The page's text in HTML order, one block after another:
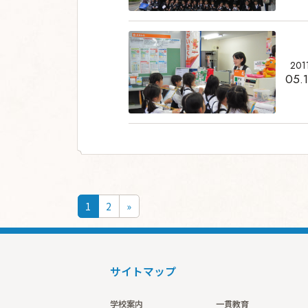
投稿ナビゲーショ
1 2 »
サイトマップ
学校案内 一貫教育